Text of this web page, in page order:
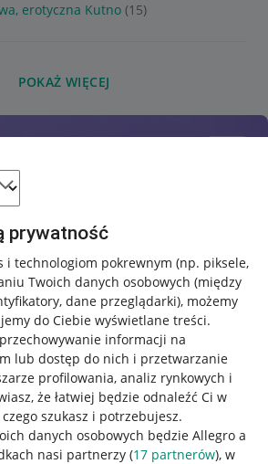
prywatność
i technologiom pokrewnym (np. piksele,
Twoich danych osobowych (między
dane przeglądarki), możemy
do Ciebie wyświetlane treści.
informacji na
lub dostęp do nich i przetwarzanie
profilowania, analiz rynkowych i
że łatwiej będzie odnaleźć Ci w
szukasz i potrzebujesz.
danych osobowych będzie Allegro a
nasi partnerzy (17 partnerów), w
erotyczna Kutno (15)
POKAŻ WIĘCEJ